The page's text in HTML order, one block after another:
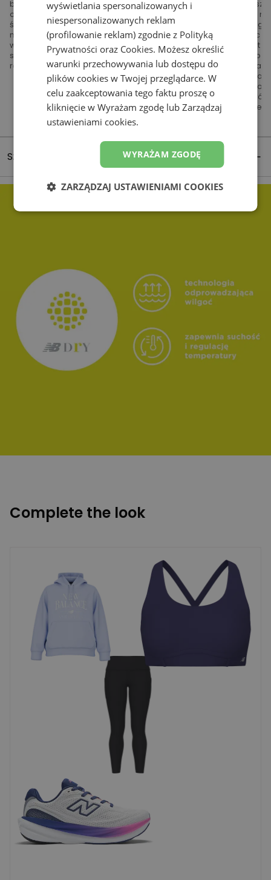
biustem, a miseczki dokładnie
obejmować piersi. Jeśli biust jest
ściśnięty, wylewa się z miseczek lub
miseczki wrzynają się w ciało –
wybierz większy rozmiar. Jeśli miseczki
są zbyt luźne – postaw na mniejszy
rozmiar.
rozmiar, a jeśli odczuwasz
swobody pod paskiem -
mniejszy. Następnie weź
oddech – powinnaś móc to
bez problemu, natomiast
odczuwasz dyskomfort to
stanik jest za mały. W
unieś ręce w górę by
guma pozostaje
przesuwa się w górę,
przymierzyć rozmiar
Szczegóły produktu
Complete the look
wyświetlania spersonalizowanych i
niespersonalizowanych reklam
(profilowanie reklam) zgodnie z Polityką
Prywatności oraz Cookies. Możesz określić
warunki przechowywania lub dostępu do
plików cookies w Twojej przeglądarce. W
celu zaakceptowania tego faktu proszę o
kliknięcie w Wyrażam zgodę lub Zarządzaj
ustawieniami cookies.
WYRAŻAM ZGODĘ
ZARZĄDZAJ USTAWIENIAMI COOKIES